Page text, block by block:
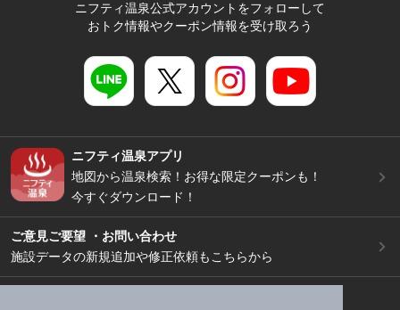
ニフティ温泉公式アカウントをフォローして
おトク情報やクーポン情報を受け取ろう
ニフティ温泉アプリ
地図から温泉検索！お得な限定クーポンも！
今すぐダウンロード！
ご意見ご要望 ・お問い合わせ
施設データの新規追加や修正依頼もこちらから